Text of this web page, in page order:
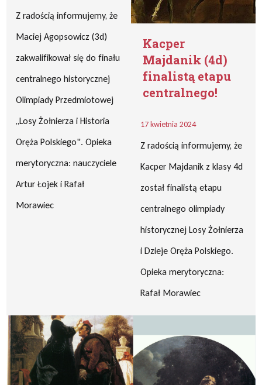
Z radością informujemy, że
Maciej Agopsowicz (3d)
zakwalifikował się do finału
centralnego historycznej
Olimpiady Przedmiotowej
,,Losy Żołnierza i Historia
Oręża Polskiego". Opieka
merytoryczna: nauczyciele
Artur Łojek i Rafał
Morawiec
Kacper
Majdanik (4d)
finalistą etapu
centralnego!
17 kwietnia 2024
Z radością informujemy, że
Kacper Majdanik z klasy 4d
został finalistą etapu
centralnego olimpiady
historycznej Losy Żołnierza
i Dzieje Oręża Polskiego.
Opieka merytoryczna:
Rafał Morawiec